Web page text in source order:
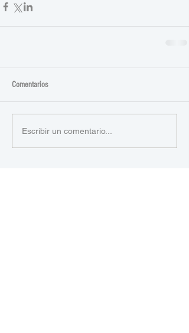
Comentarios
Escribir un comentario...